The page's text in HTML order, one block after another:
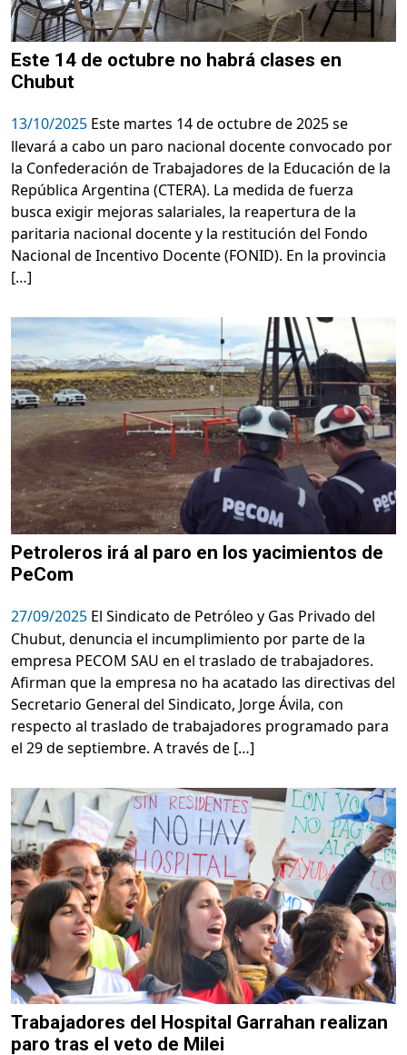
Este 14 de octubre no habrá clases en
Chubut
13/10/2025 Este martes 14 de octubre de 2025 se
llevará a cabo un paro nacional docente convocado por
la Confederación de Trabajadores de la Educación de la
República Argentina (CTERA). La medida de fuerza
busca exigir mejoras salariales, la reapertura de la
paritaria nacional docente y la restitución del Fondo
Nacional de Incentivo Docente (FONID). En la provincia
[…]
Petroleros irá al paro en los yacimientos de
PeCom
27/09/2025 El Sindicato de Petróleo y Gas Privado del
Chubut, denuncia el incumplimiento por parte de la
empresa PECOM SAU en el traslado de trabajadores.
Afirman que la empresa no ha acatado las directivas del
Secretario General del Sindicato, Jorge Ávila, con
respecto al traslado de trabajadores programado para
el 29 de septiembre. A través de […]
Trabajadores del Hospital Garrahan realizan
paro tras el veto de Milei